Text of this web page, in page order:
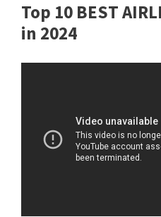
Top 10 BEST
in 2024